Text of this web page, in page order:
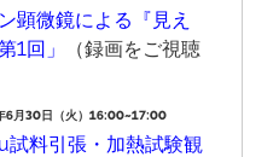
顕微鏡による『見え
1回」
（録画をご視聴
6月30日（火）16:00~17:00
試料引張・加熱試験観